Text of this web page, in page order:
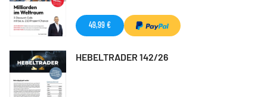
49,99 €
HEBELTRADER 142/26